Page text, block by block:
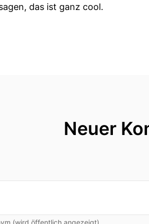
das ist ganz cool.
hat immer das Gefühl, wenn
super Quote bist einer der
August!
Neuer
(wird öffentlich angezeigt)